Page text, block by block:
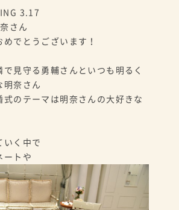
3.17
さん
めでとうございます！
で見守る勇輔さんといつも明るく
明奈さん
式のテーマは明奈さんの大好きな
いく中で
ートや